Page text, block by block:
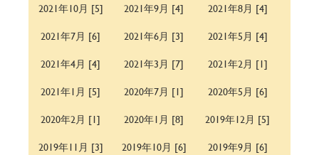
2021年10月 [5]
2021年9月 [4]
2021年8月 [4]
2021年7月 [6]
2021年6月 [3]
2021年5月 [4]
2021年4月 [4]
2021年3月 [7]
2021年2月 [1]
2021年1月 [5]
2020年7月 [1]
2020年5月 [6]
2020年2月 [1]
2020年1月 [8]
2019年12月 [5]
2019年11月 [3]
2019年10月 [6]
2019年9月 [6]